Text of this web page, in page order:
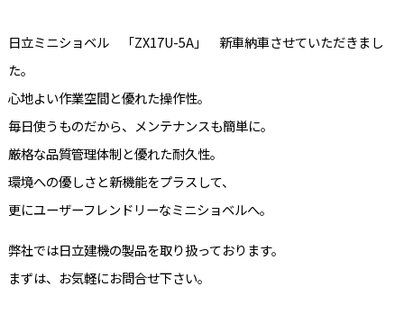
日立ミニショベル 「ZX17U-5A」 新車納車させていただきまし
た。
心地よい作業空間と優れた操作性。
毎日使うものだから、メンテナンスも簡単に。
厳格な品質管理体制と優れた耐久性。
環境への優しさと新機能をプラスして、
更にユーザーフレンドリーなミニショベルへ。
弊社では日立建機の製品を取り扱っております。
まずは、お気軽にお問合せ下さい。